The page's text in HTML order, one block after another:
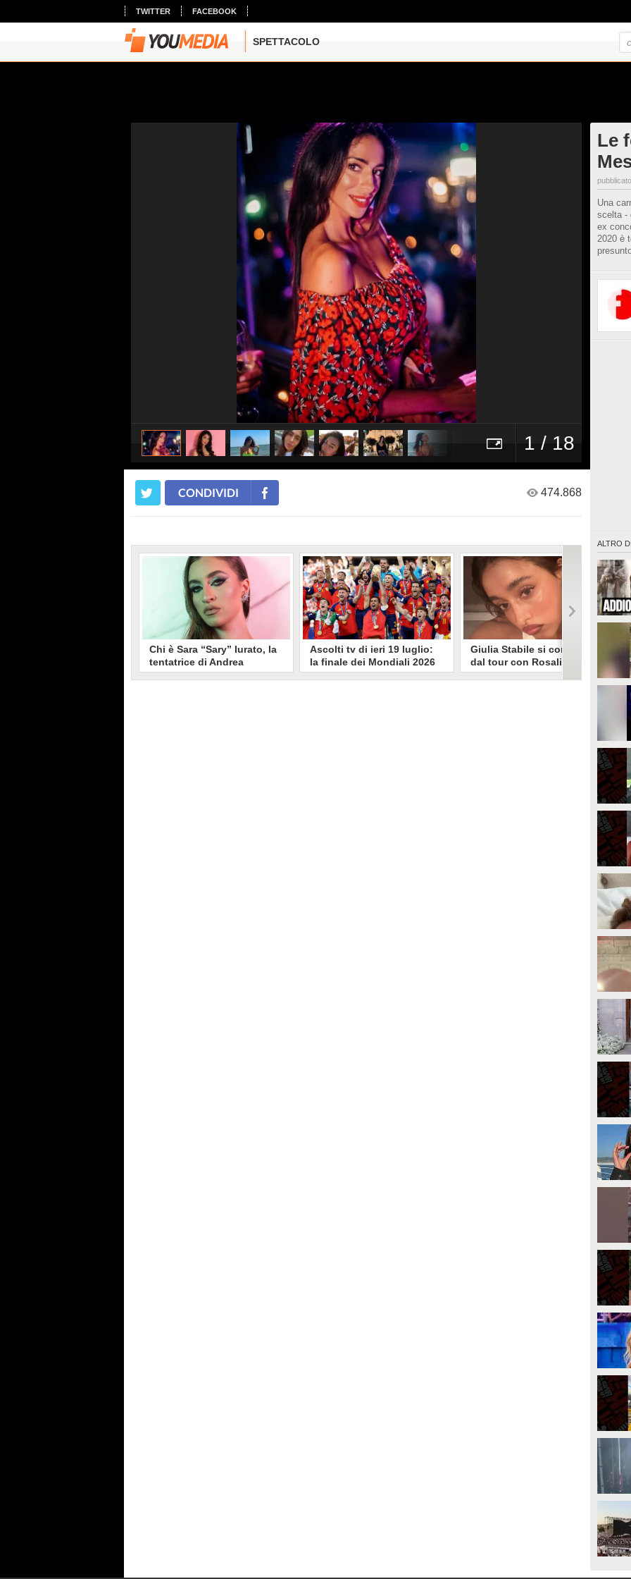
TWITTER FACEBOOK
SPETTACOLO
1 / 18
Le
Una
scelta -
ex
2020 è
ALTRO DI
CONDIVIDI 474.868
Chi è Sara “Sary” Iurato, la
tentatrice di Andrea
Petraroli a Temptation
Ascolti tv di ieri 19 luglio:
la finale dei Mondiali 2026
Spagna-Argentina
Giulia Stabile si confessa
dal tour con Rosalia: "Non
sono stata bene, costretta
lasciata andare a una confessione